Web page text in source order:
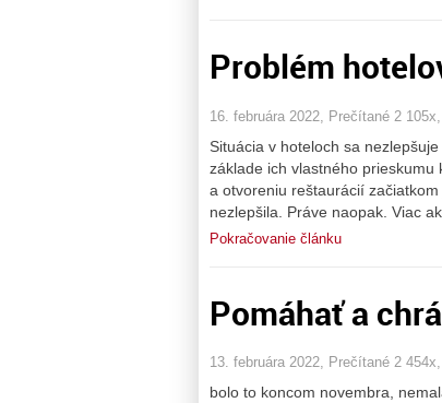
Problém
16. februára 2022, Prečítané 2 105x,
Situácia v hoteloch sa
základe ich vlastného prieskumu
a otvoreniu reštaurácií
nezlepšila. Práve naopak. Viac
Pokračovanie článku
Pomáhať a
13. februára 2022, Prečítané 2 454x,
bolo to koncom novembra,